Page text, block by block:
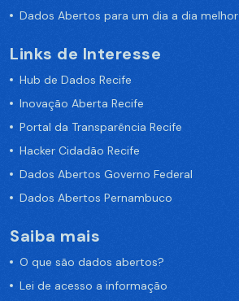
Dados Abertos para um dia a dia melhor
Links de Interesse
Hub de Dados Recife
Inovação Aberta Recife
Portal da Transparência Recife
Hacker Cidadão Recife
Dados Abertos Governo Federal
Dados Abertos Pernambuco
Saiba mais
O que são dados abertos?
Lei de acesso a informação